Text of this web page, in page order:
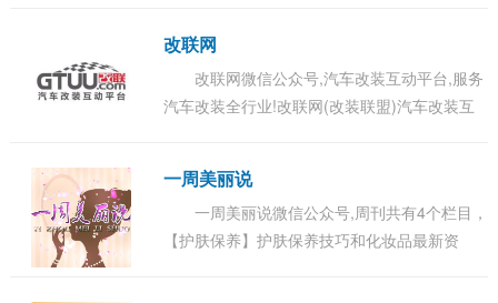
改联网
改联网微信公众号,汽车改装互动平台,服务
汽车改装全行业!改联网(改装联盟)汽车改装互
一周美丽说
一周美丽说微信公众号,周刊共有4个栏目，
【护肤保养】护肤保养技巧和化妆品最新资